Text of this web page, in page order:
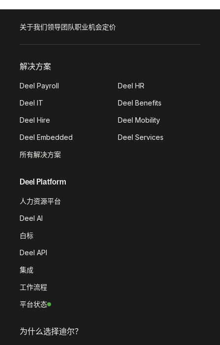
关于我们领导团队职业机会定价
解决方案
Deel Payroll Deel HR
Deel IT Deel Benefits
Deel Hire Deel Mobility
Deel Embedded Deel Services
所有解决方案
Deel Platform
人力资源平台
Deel AI
白标
Deel API
集成
工作流程
平台状态
为什么选择迪尔？